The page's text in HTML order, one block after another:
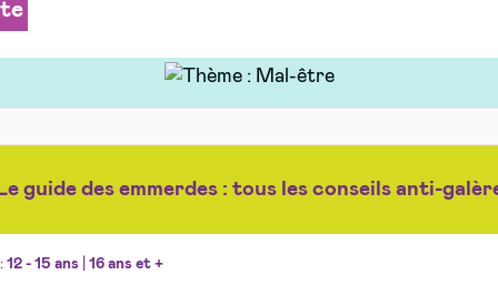
guide des emmerdes : tous les conseils anti-
12 - 15 ans 16 ans et +